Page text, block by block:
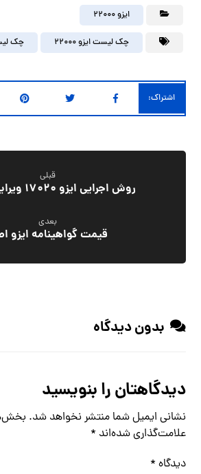
ایزو 22000
چک لیست ایزو 22000 چک
قبلی
روش اجرایی ایزو 17020 ویرایش 2012
بعدی
قیمت گواهینامه ایزو
بدون دیدگاه
دیدگاهتان را بنویسید
نشانی ایمیل شما منتشر نخواهد شد.
علامت‌گذاری شده‌اند *
دیدگاه *